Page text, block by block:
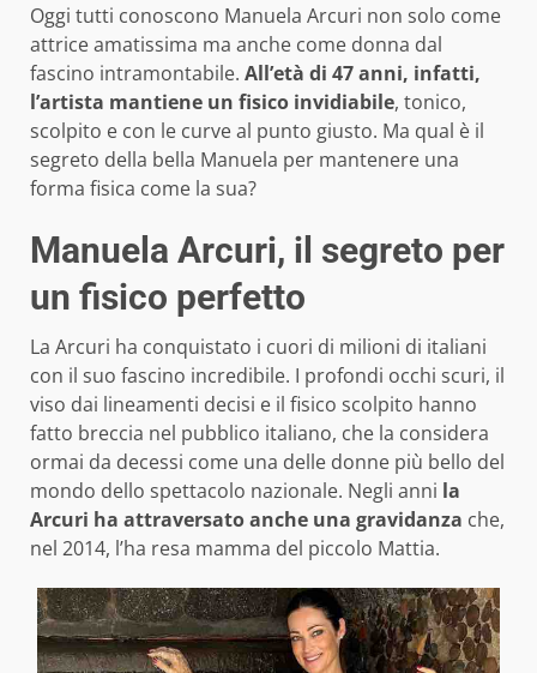
Oggi tutti conoscono Manuela Arcuri non solo come
attrice amatissima ma anche come donna dal
fascino intramontabile. All’età di 47 anni, infatti,
l’artista mantiene un fisico invidiabile, tonico,
scolpito e con le curve al punto giusto. Ma qual è il
segreto della bella Manuela per mantenere una
forma fisica come la sua?
Manuela Arcuri, il segreto per
un fisico perfetto
La Arcuri ha conquistato i cuori di milioni di italiani
con il suo fascino incredibile. I profondi occhi scuri, il
viso dai lineamenti decisi e il fisico scolpito hanno
fatto breccia nel pubblico italiano, che la considera
ormai da decessi come una delle donne più bello del
mondo dello spettacolo nazionale. Negli anni la
Arcuri ha attraversato anche una gravidanza che,
nel 2014, l’ha resa mamma del piccolo Mattia.